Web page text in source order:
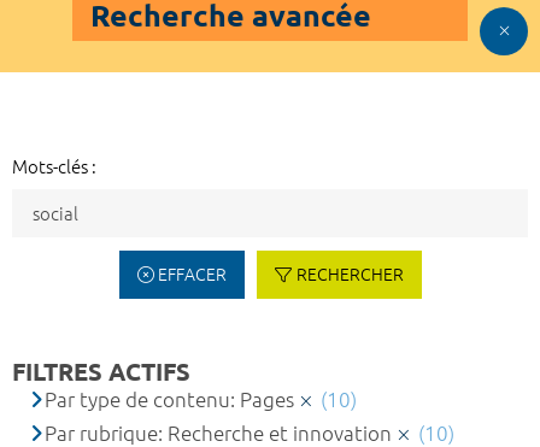
Recherche avancée
Mots-clés :
EFFACER RECHERCHER
FILTRES ACTIFS
Par type de contenu: Pages
(10)
Par rubrique: Recherche et innovation
(10)